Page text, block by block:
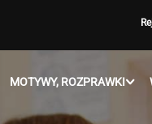
MOTYWY, ROZPRAWKI